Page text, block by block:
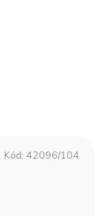
Kód: 42096/104